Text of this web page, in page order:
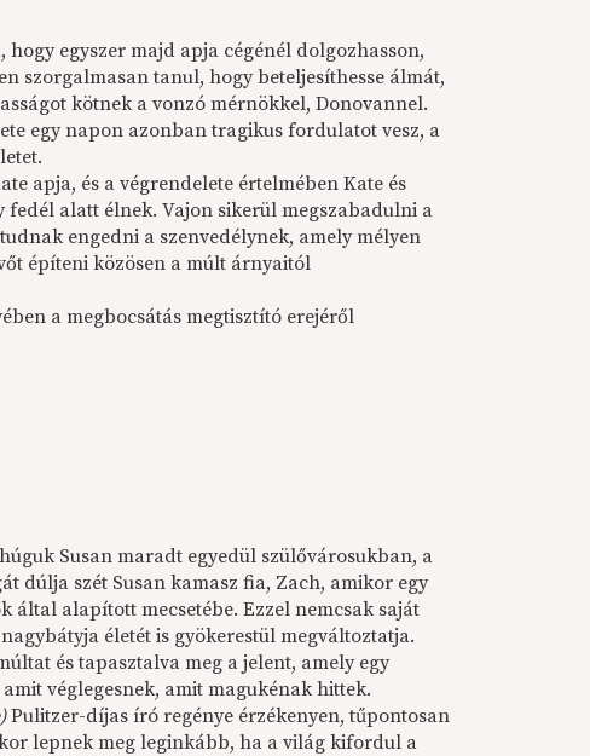
egyszer majd apja cégénél dolgozhasson,
szorgalmasan tanul, hogy beteljesíthesse álmát,
kötnek a vonzó mérnökkel, Donovannel.
egy napon azonban tragikus fordulatot vesz, a
apja, és a végrendelete értelmében Kate és
fedél alatt élnek. Vajon sikerül megszabadulni a
engedni a szenvedélynek, amely mélyen
építeni közösen a múlt árnyaitól
a megbocsátás megtisztító erejéről
Susan maradt egyedül szülővárosukban, a
dúlja szét Susan kamasz fia, Zach, amikor egy
alapított mecsetébe. Ezzel nemcsak saját
életét is gyökerestül megváltoztatja.
és tapasztalva meg a jelent, amely egy
véglegesnek, amit magukénak hittek.
Pulitzer-díjas író regénye érzékenyen, tűpontosan
lepnek meg leginkább, ha a világ kifordul a